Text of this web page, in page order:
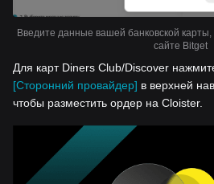
Введите данные вашей банковской
сайте Bitget
Для карт Diners Club/Discover
[Сторонний провайдер] в верхней
чтобы разместить ордер на Cloister.